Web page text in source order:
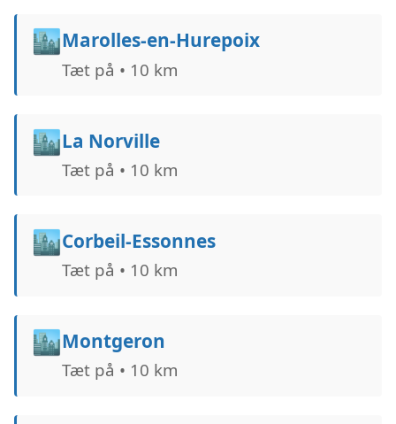
🏙️Marolles-en-Hurepoix
Tæt på • 10 km
🏙️La Norville
Tæt på • 10 km
🏙️Corbeil-Essonnes
Tæt på • 10 km
🏙️Montgeron
Tæt på • 10 km